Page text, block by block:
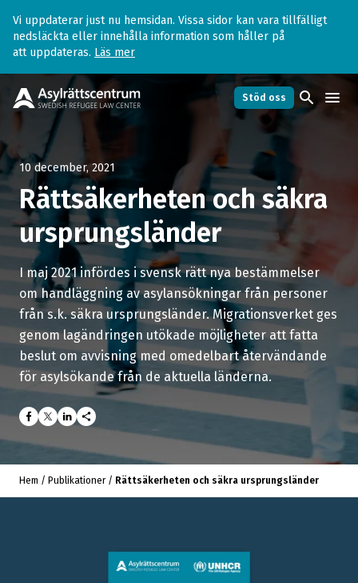
Vi uppdaterar just nu hemsidan. Vissa sidor kan vara tillfälligt
nedsläckta eller innehålla information som håller på
att uppdateras. Läs mer
Stöd oss search menu
10 december, 2021
Rättsäkerheten och säkra
ursprungsländer
I maj 2021 infördes i svensk rätt nya bestämmelser
om handläggning av asylansökningar från personer
från s.k. säkra ursprungsländer. Migrationsverket ges
genom lagändringen utökade möjligheter att fatta
beslut om avvisning med omedelbart återvändande
för asylsökande från de aktuella länderna.
share
Hem / Publikationer/ Rättsäkerheten och säkra ursprungsländer